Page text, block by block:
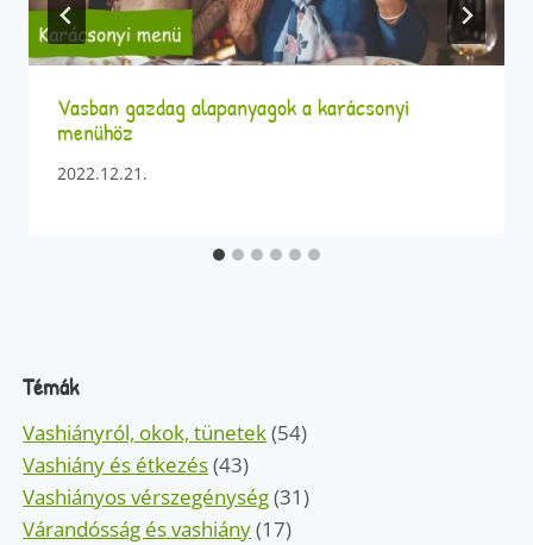
Vasban gazdag alapanyagok a karácsonyi
menühöz
2022.12.21.
Témák
Vashiányról, okok, tünetek(54)
Vashiány és étkezés(43)
Vashiányos vérszegénység(31)
Várandósság és vashiány(17)